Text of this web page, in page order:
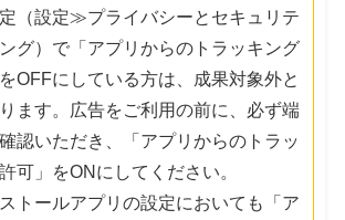
（設定≫プライバシーとセキュリテ
グ）で「アプリからのトラッキング
OFFにしている方は、成果対象外と
ます。広告をご利用の前に、必ず端
認いただき、「アプリからのトラッ
可」をONにしてください。
トールアプリの設定においても「ア